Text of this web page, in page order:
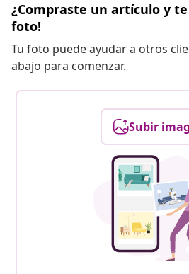
¿Compraste un artículo y te
foto!
Tu foto puede ayudar a otros
abajo para comenzar.
Subir